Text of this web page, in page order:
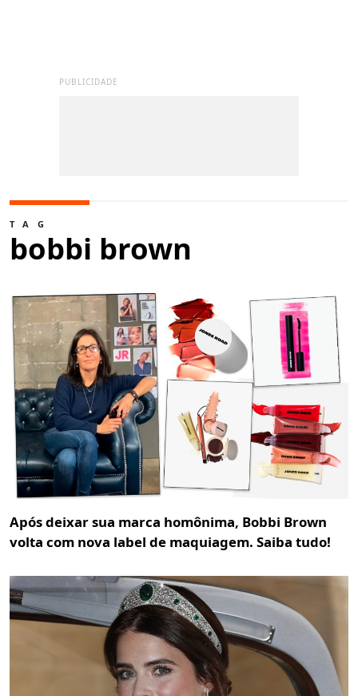
PUBLICIDADE
TAG
bobbi brown
Após deixar sua marca homônima, Bobbi Brown
volta com nova label de maquiagem. Saiba tudo!